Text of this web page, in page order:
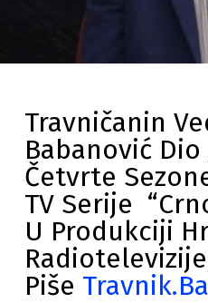
Travničanin
Babanović Dio
Četvrte
TV Serije
U Produkciji
Piše Travnik.ba